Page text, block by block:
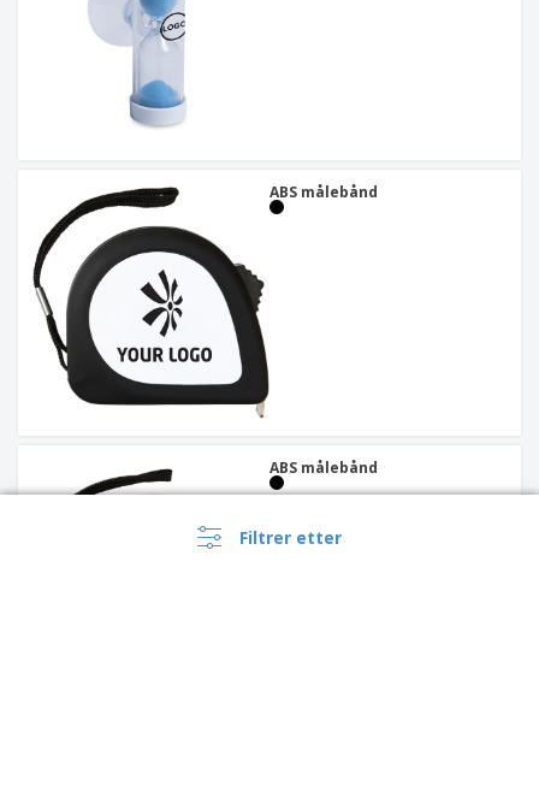
Filtrer etter
ABS målebånd
ABS målebånd